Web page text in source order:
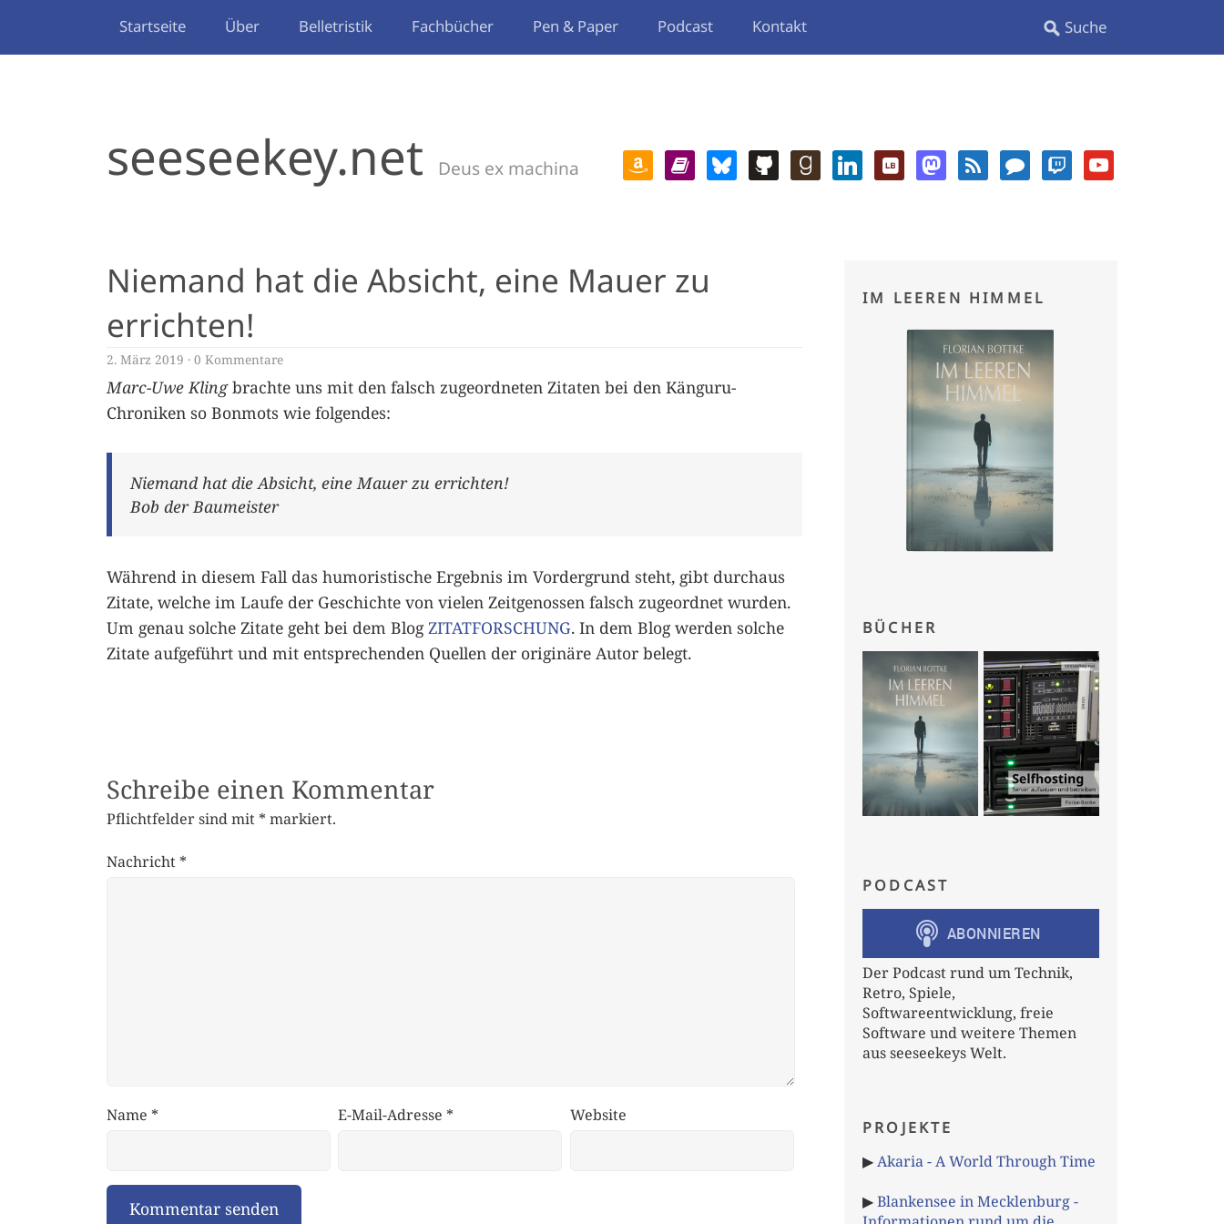
Startseite Über Belletristik Fachbücher Pen & Paper Podcast Kontakt
seeseekey.net Deus ex machina
Niemand hat die Absicht, eine Mauer zu
errichten!
2. März 2019 0 Kommentare
Marc-Uwe Klingbrachte uns mit den falsch zugeordneten Zitaten bei den Känguru-
Chroniken so Bonmots wie folgendes:
Niemand hat die Absicht, eine Mauer zu errichten!
Bob der Baumeister
Während in diesem Fall das humoristische Ergebnis im Vordergrund steht, gibt durchaus
Zitate, welche im Laufe der Geschichte von vielen Zeitgenossen falsch zugeordnet wurden.
Um genau solche Zitate geht bei dem Blog ZITATFORSCHUNG. In dem Blog werden solche
Zitate aufgeführt und mit entsprechenden Quellen der originäre Autor belegt.
Schreibe einen Kommentar
Pflichtfelder sind mit * markiert.
Nachricht *
Name * E-Mail-Adresse * Website
IM LEEREN HIMMEL
BÜCHER
PODCAST
Der Podcast rund um Technik,
Retro, Spiele,
Softwareentwicklung, freie
Software und weitere Themen
aus seeseekeys Welt.
PROJEKTE
▶Akaria - A World Through Time
▶Blankensee in Mecklenburg -